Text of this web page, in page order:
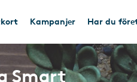
Kampanjer Har du
Smart